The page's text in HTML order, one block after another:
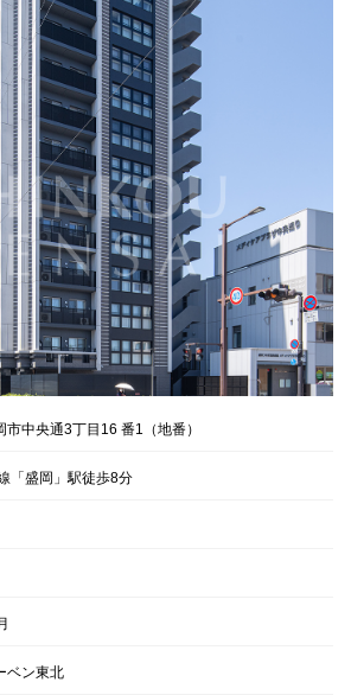
市中央通3丁目16 番1（地番）
「盛岡」駅徒歩8分
ベン東北